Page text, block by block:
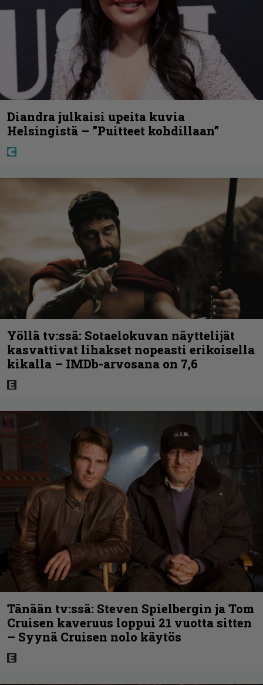
Diandra julkaisi upeita kuvia
Helsingistä – ”Puitteet kohdillaan”
Yöllä tv:ssä: Sotaelokuvan näyttelijät
kasvattivat lihakset nopeasti erikoisella
kikalla – IMDb-arvosana on 7,6
Tänään tv:ssä: Steven Spielbergin ja Tom
Cruisen kaveruus loppui 21 vuotta sitten
– Syynä Cruisen nolo käytös